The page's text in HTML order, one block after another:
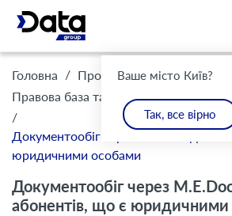
Ваше місто Київ?
Так, все вірно
Головна / Про Компанію /
Правова база та комплаєнс /
/
Документообіг через M.E.Doc для
юридичними особами
Документообіг через
абонентів, що є